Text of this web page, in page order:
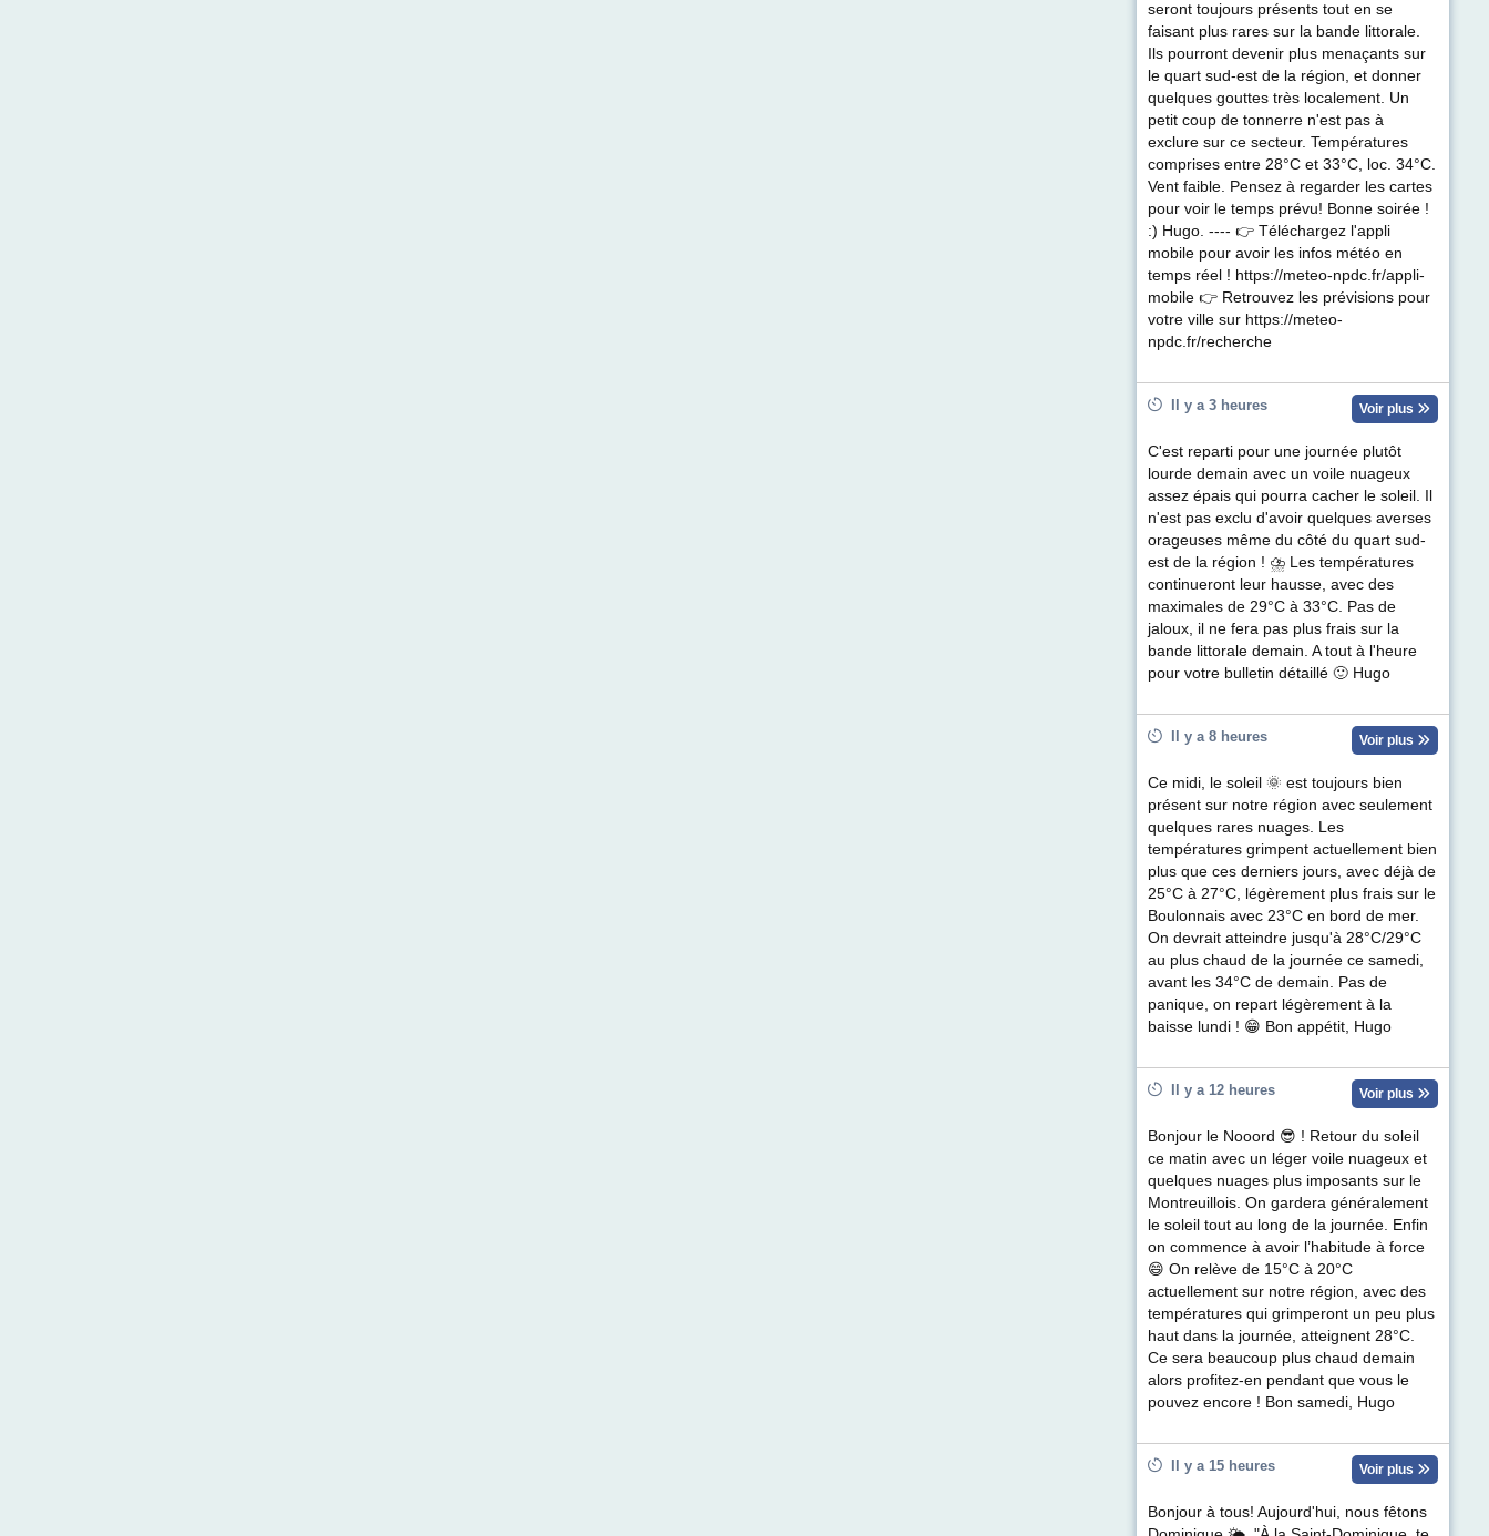
seront toujours présents tout en se
faisant plus rares sur la bande littorale.
Ils pourront devenir plus menaçants sur
le quart sud-est de la région, et donner
quelques gouttes très localement. Un
petit coup de tonnerre n'est pas à
exclure sur ce secteur. Températures
comprises entre 28°C et 33°C, loc. 34°C.
Vent faible. Pensez à regarder les cartes
pour voir le temps prévu! Bonne soirée !
:) Hugo. ---- 👉 Téléchargez l'appli
mobile pour avoir les infos météo en
temps réel ! https://meteo-npdc.fr/appli-
mobile 👉 Retrouvez les prévisions pour
votre ville sur https://meteo-
npdc.fr/recherche
Il y a 3 heures Voir plus
C'est reparti pour une journée plutôt
lourde demain avec un voile nuageux
assez épais qui pourra cacher le soleil. Il
n'est pas exclu d'avoir quelques averses
orageuses même du côté du quart sud-
est de la région ! ⛈ Les températures
continueront leur hausse, avec des
maximales de 29°C à 33°C. Pas de
jaloux, il ne fera pas plus frais sur la
bande littorale demain. A tout à l'heure
pour votre bulletin détaillé 🙂 Hugo
Il y a 8 heures Voir plus
Ce midi, le soleil 🌞 est toujours bien
présent sur notre région avec seulement
quelques rares nuages. Les
températures grimpent actuellement bien
plus que ces derniers jours, avec déjà de
25°C à 27°C, légèrement plus frais sur le
Boulonnais avec 23°C en bord de mer.
On devrait atteindre jusqu'à 28°C/29°C
au plus chaud de la journée ce samedi,
avant les 34°C de demain. Pas de
panique, on repart légèrement à la
baisse lundi ! 😁 Bon appétit, Hugo
Il y a 12 heures Voir plus
Bonjour le Nooord 😎 ! Retour du soleil
ce matin avec un léger voile nuageux et
quelques nuages plus imposants sur le
Montreuillois. On gardera généralement
le soleil tout au long de la journée. Enfin
on commence à avoir l’habitude à force
😄 On relève de 15°C à 20°C
actuellement sur notre région, avec des
températures qui grimperont un peu plus
haut dans la journée, atteignent 28°C.
Ce sera beaucoup plus chaud demain
alors profitez-en pendant que vous le
pouvez encore ! Bon samedi, Hugo
Il y a 15 heures Voir plus
Bonjour à tous! Aujourd'hui, nous fêtons